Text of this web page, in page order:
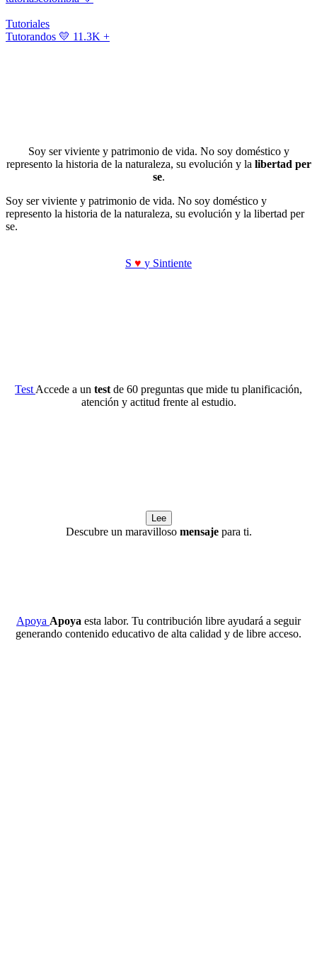
Tutoriales
Tutorandos 💛 11.3K +
Soy ser viviente y patrimonio de vida. No soy doméstico y
represento la historia de la naturaleza, su evolución y la libertad per
se.
Soy ser viviente y patrimonio de vida. No soy doméstico y
represento la historia de la naturaleza, su evolución y la libertad per
se.
S ♥ y Sintiente
Test Accede a un test de 60 preguntas que mide tu planificación,
atención y actitud frente al estudio.
Lee
Descubre un maravilloso mensajepara ti.
Apoya Apoya esta labor. Tu contribución libre ayudará a seguir
generando contenido educativo de alta calidad y de libre acceso.